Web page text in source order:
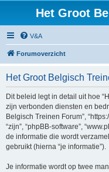
Het Groot
V&A
Forumoverzicht
Het Groot Belgisch
Dit beleid legt in detail uit hoe
zijn verbonden diensten en
Belgisch Treinen Forum”,
“zijn”, “phpBB-software”,
de informatie die wordt
gebruikt (hierna “je informatie”).
Je informatie wordt op twee